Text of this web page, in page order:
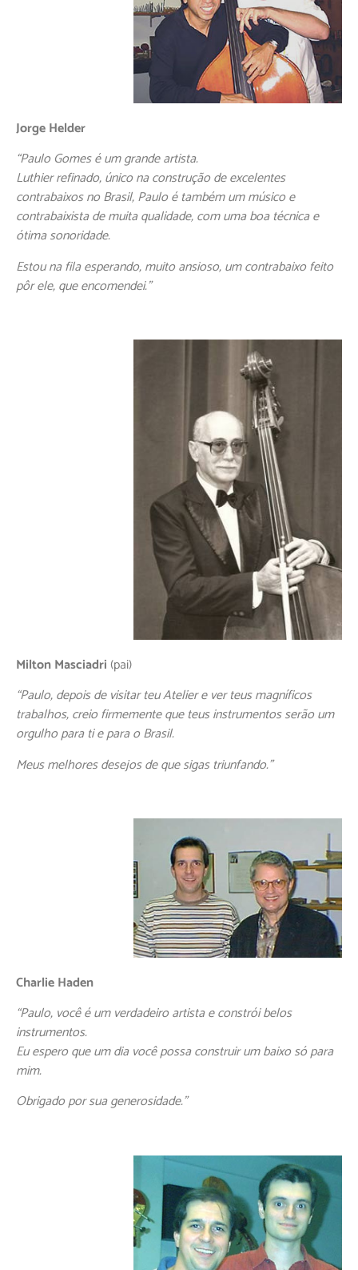
Jorge Helder
“Paulo Gomes é um grande artista.
Luthier refinado, único na construção de excelentes
contrabaixos no Brasil, Paulo é também um músico e
contrabaixista de muita qualidade, com uma boa técnica e
ótima sonoridade.
Estou na fila esperando, muito ansioso, um contrabaixo feito
pôr ele, que encomendei.”
Milton Masciadri (pai)
“Paulo, depois de visitar teu Atelier e ver teus magníficos
trabalhos, creio firmemente que teus instrumentos serão um
orgulho para ti e para o Brasil.
Meus melhores desejos de que sigas triunfando.”
Charlie Haden
“Paulo, você é um verdadeiro artista e constrói belos
instrumentos.
Eu espero que um dia você possa construir um baixo só para
mim.
Obrigado por sua generosidade.”